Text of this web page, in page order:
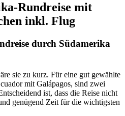
Rundreise mit
inkl. Flug
durch Südamerika
sie zu kurz. Für eine gut gewählte
mit Galápagos, sind zwei
ist, dass die Reise nicht
genügend Zeit für die wichtigsten